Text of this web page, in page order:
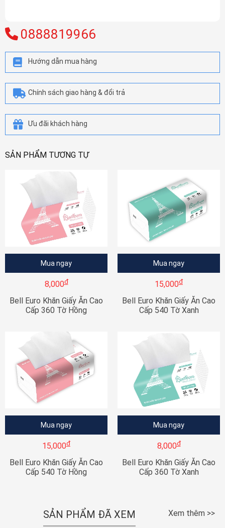
0888819966
Hướng dẫn mua hàng
Chính sách giao hàng & đổi trả
Ưu đãi khách hàng
SẢN PHẨM TƯƠNG TỰ
Mua ngay
8,000đ
Bell Euro Khăn Giấy Ăn Cao
Cấp 360 Tờ Hồng
Mua ngay
15,000đ
Bell Euro Khăn Giấy Ăn Cao
Cấp 540 Tờ Xanh
Mua ngay
15,000đ
Bell Euro Khăn Giấy Ăn Cao
Cấp 540 Tờ Hồng
Mua ngay
8,000đ
Bell Euro Khăn Giấy Ăn Cao
Cấp 360 Tờ Xanh
SẢN PHẨM ĐÃ XEM Xem thêm >>